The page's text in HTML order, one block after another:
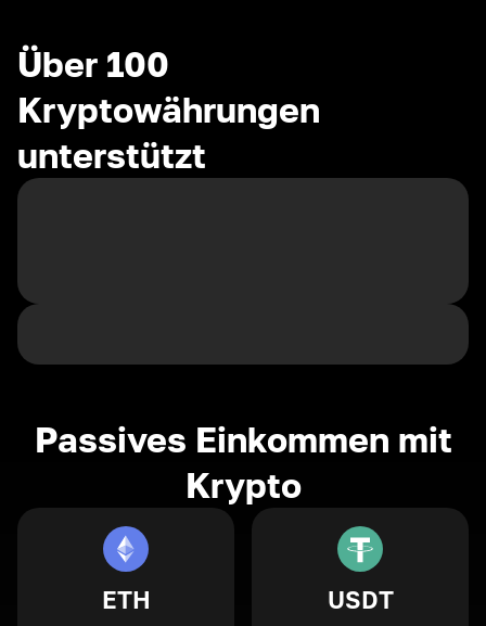
Über 100
Kryptowährungen
unterstützt
Passives Einkommen mit
Krypto
ETH USDT